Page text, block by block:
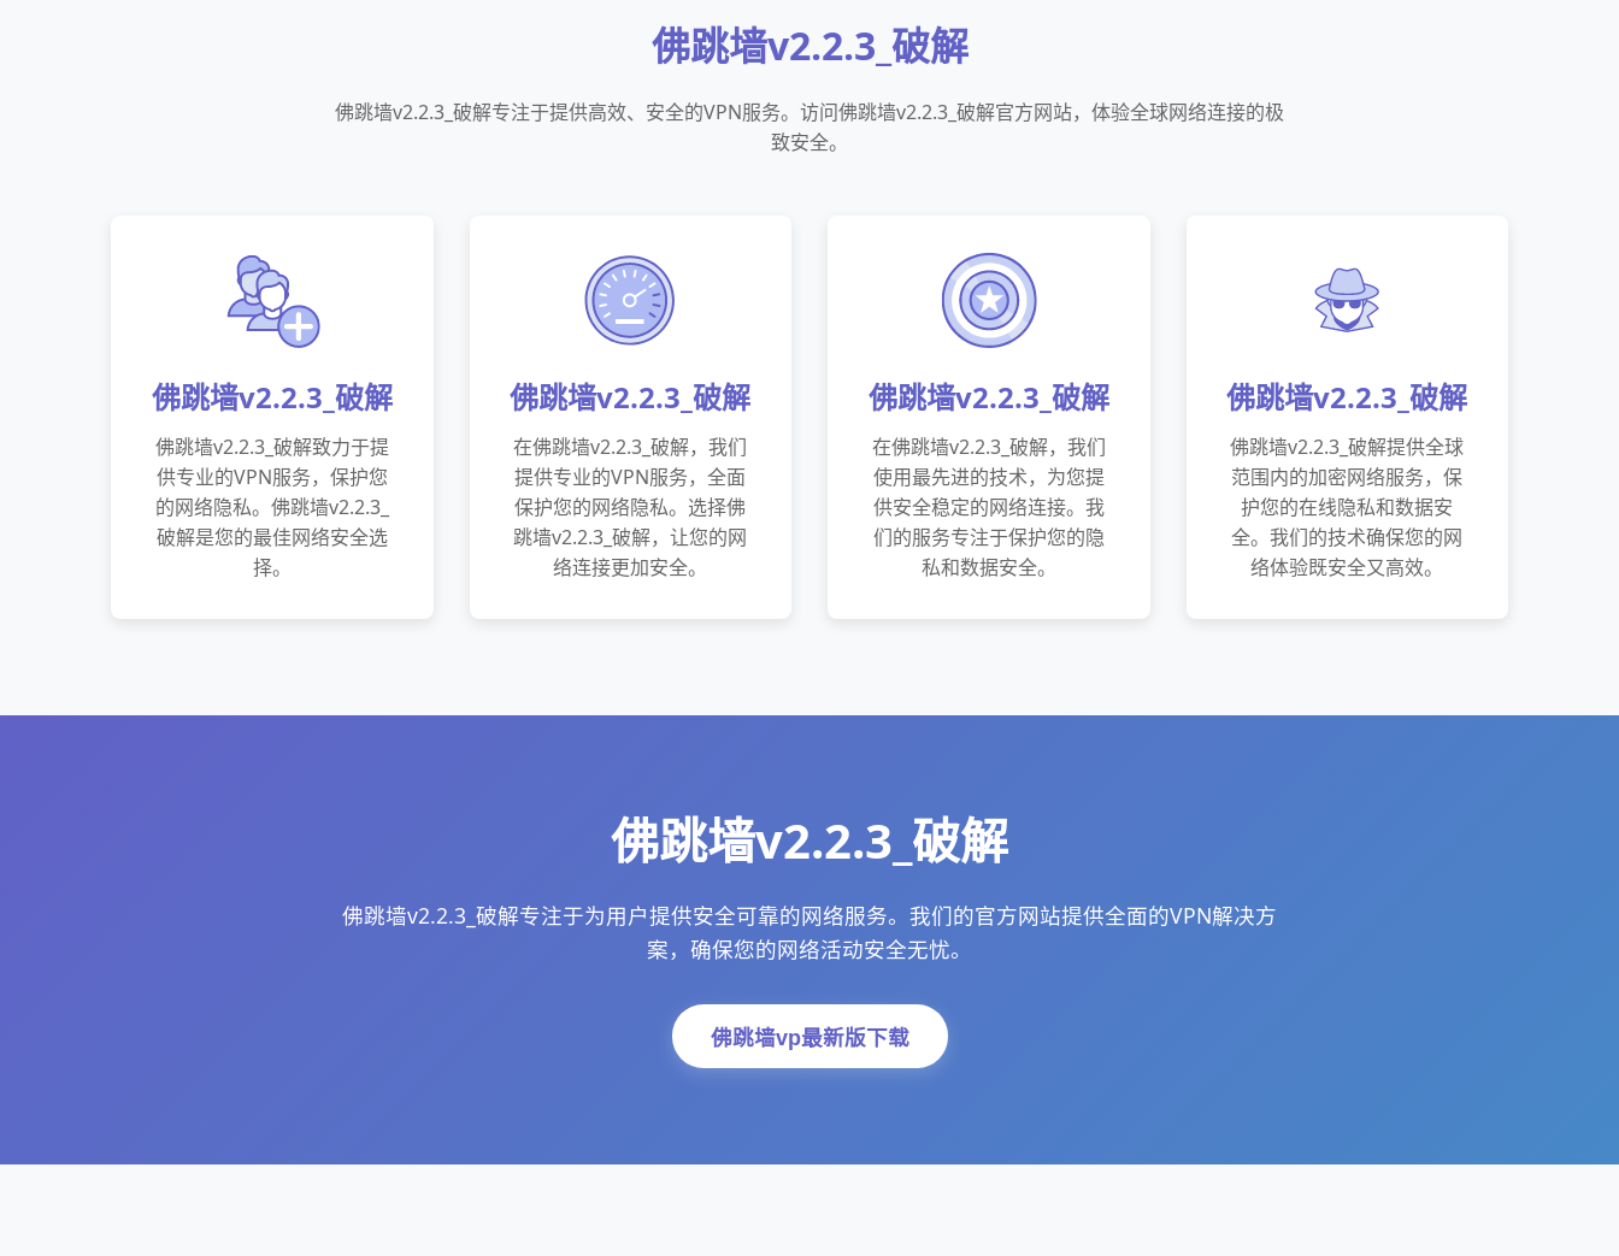
佛跳墙v2.2.3_破解
佛跳墙v2.2.3_破解专注于提供高效、安全的VPN服务。访问佛跳墙v2.2.3_破解官方网站，体验全球网络连接的极
致安全。
佛跳墙v2.2.3_破解
佛跳墙v2.2.3_破解致力于提
供专业的VPN服务，保护您
的网络隐私。佛跳墙v2.2.3_
破解是您的最佳网络安全选
择。
佛跳墙v2.2.3_破解
在佛跳墙v2.2.3_破解，我们
提供专业的VPN服务，全面
保护您的网络隐私。选择佛
跳墙v2.2.3_破解，让您的网
络连接更加安全。
佛跳墙v2.2.3_破解
在佛跳墙v2.2.3_破解，我们
使用最先进的技术，为您提
供安全稳定的网络连接。我
们的服务专注于保护您的隐
私和数据安全。
佛跳墙v2.2.3_破解
佛跳墙v2.2.3_破解提供全球
范围内的加密网络服务，保
护您的在线隐私和数据安
全。我们的技术确保您的网
络体验既安全又高效。
佛跳墙v2.2.3_破解
佛跳墙v2.2.3_破解专注于为用户提供安全可靠的网络服务。我们的官方网站提供全面的VPN解决方
案，确保您的网络活动安全无忧。
佛跳墙vp最新版下载